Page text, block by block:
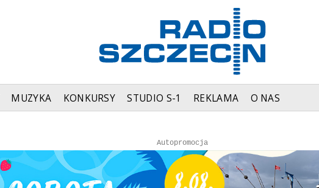
MUZYKA KONKURSY STUDIO S-1 REKLAMA O NAS
Autopromocja
Autopromocja
Reklama